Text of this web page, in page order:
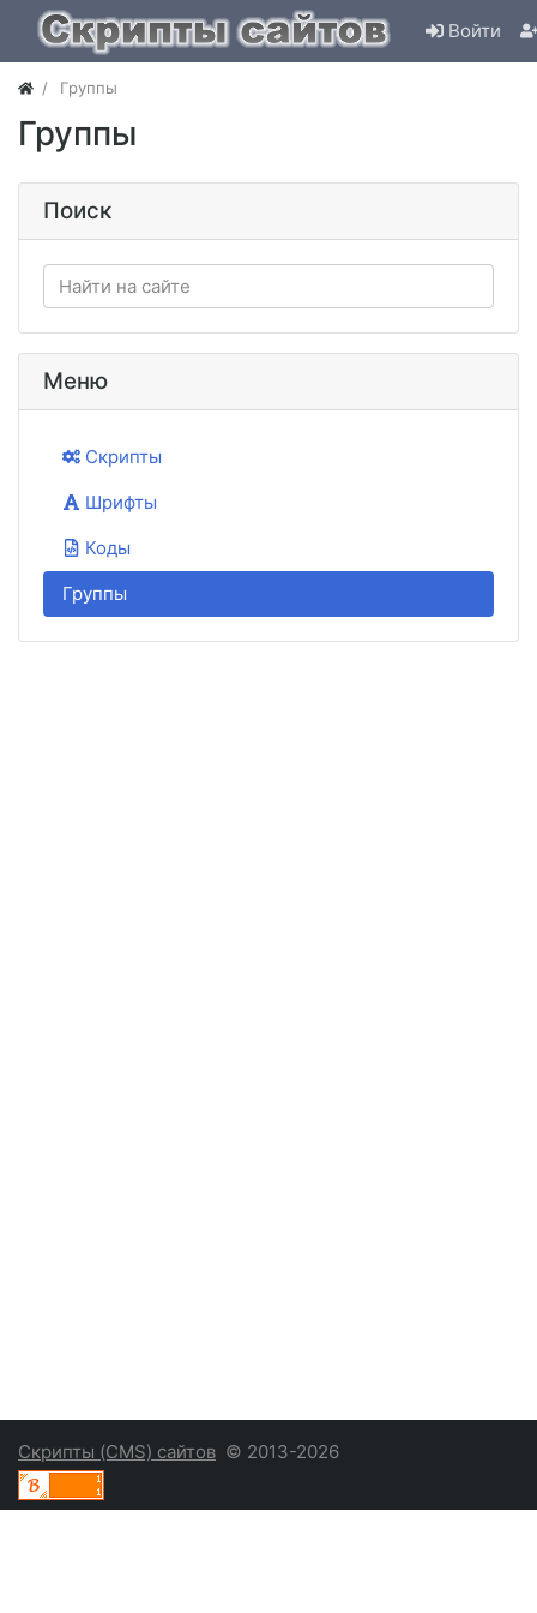
Войти
Группы
Группы
Поиск
Меню
Скрипты
Шрифты
Коды
Группы
Скрипты (CMS) сайтов © 2013-2026